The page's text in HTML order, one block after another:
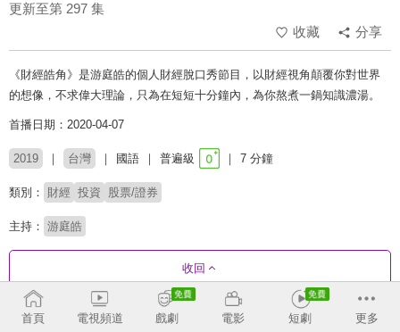
更新至第 297 集
收藏
分享
《財經皓角》是游庭皓的個人財經脫口秀節目，以財經視角顛覆你對世界
的想像，不求偉大理論，只為在短短十分鐘內，為你熬煮一鍋知識濃湯。
首播日期：2020-04-07
2019 台灣 國語 普遍級 7 分鐘
類別： 財經 投資 股票/證券
主持： 游庭皓
收回
劇集列表 收合
首頁 電視頻道 戲劇 電影 短劇 更多